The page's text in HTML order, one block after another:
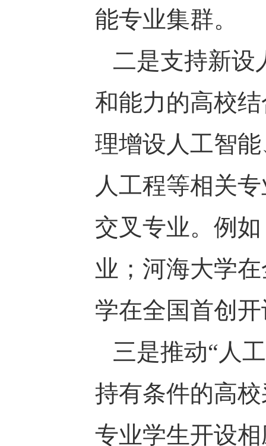
能专业集群。
二是支持新设
和能力的高校
理增设人工智
人工程等相关
交叉专业。例
业；河海大学
学在全国首创
三是推动“人
持有条件的高
专业学生开设